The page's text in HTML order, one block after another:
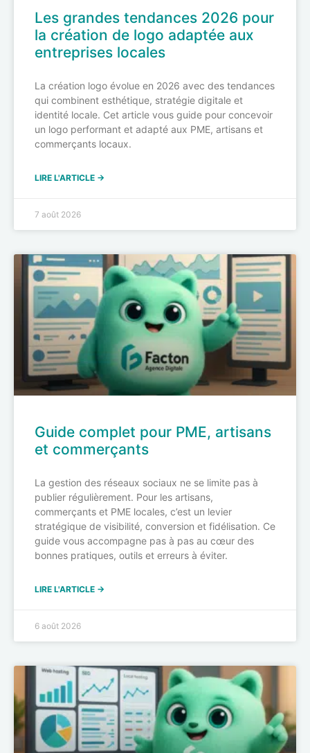
Les grandes tendances 2026 pour
la création de logo adaptée aux
entreprises locales
La création logo évolue en 2026 avec des tendances
qui combinent esthétique, stratégie digitale et
identité locale. Cet article vous guide pour concevoir
un logo performant et adapté aux PME, artisans et
commerçants locaux.
LIRE L'ARTICLE →
7 août 2026
Guide complet pour PME, artisans
et commerçants
La gestion des réseaux sociaux ne se limite pas à
publier régulièrement. Pour les artisans,
commerçants et PME locales, c’est un levier
stratégique de visibilité, conversion et fidélisation. Ce
guide vous accompagne pas à pas au cœur des
bonnes pratiques, outils et erreurs à éviter.
LIRE L'ARTICLE →
6 août 2026